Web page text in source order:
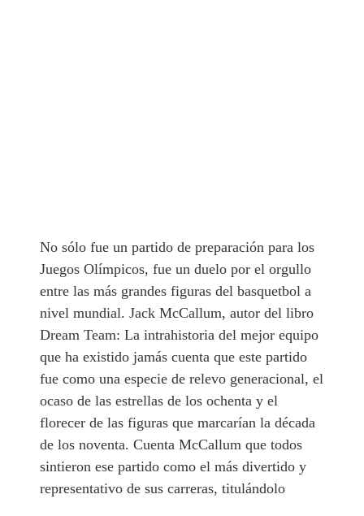
No sólo fue un partido de preparación para los
Juegos Olímpicos, fue un duelo por el orgullo
entre las más grandes figuras del basquetbol a
nivel mundial. Jack McCallum, autor del libro
Dream Team: La intrahistoria del mejor equipo
que ha existido jamás cuenta que este partido
fue como una especie de relevo generacional, el
ocaso de las estrellas de los ochenta y el
florecer de las figuras que marcarían la década
de los noventa. Cuenta McCallum que todos
sintieron ese partido como el más divertido y
representativo de sus carreras, titulándolo